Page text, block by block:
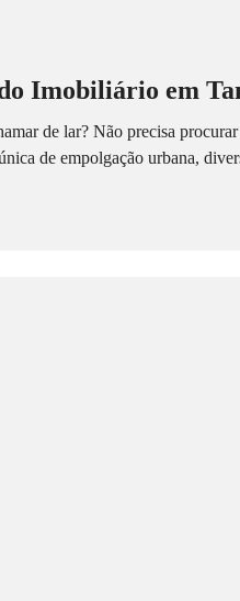
Imobiliário em
de lar? Não precisa
de empolgação urbana,